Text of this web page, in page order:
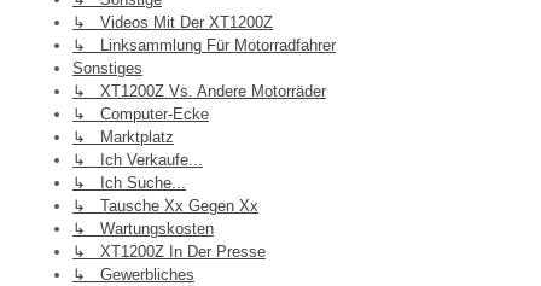
↳ Videos Mit Der XT1200Z
↳ Linksammlung Für Motorradfahrer
Sonstiges
↳ XT1200Z Vs. Andere Motorräder
↳ Computer-Ecke
↳ Marktplatz
↳ Ich Verkaufe...
↳ Ich Suche...
↳ Tausche Xx Gegen Xx
↳ Wartungskosten
↳ XT1200Z In Der Presse
↳ Gewerbliches